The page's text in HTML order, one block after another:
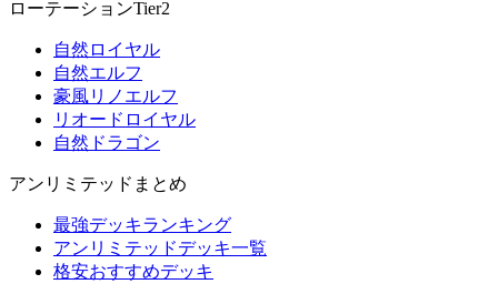
ローテーションTier2
自然ロイヤル
自然エルフ
豪風リノエルフ
リオードロイヤル
自然ドラゴン
アンリミテッドまとめ
最強デッキランキング
アンリミテッドデッキ一覧
格安おすすめデッキ